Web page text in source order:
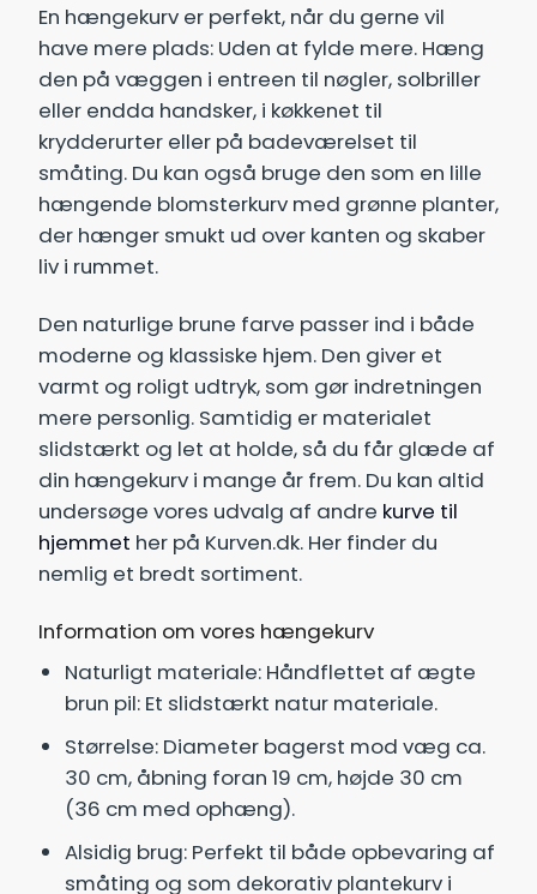
En hængekurv er perfekt, når du gerne vil
have mere plads: Uden at fylde mere. Hæng
den på væggen i entreen til nøgler, solbriller
eller endda handsker, i køkkenet til
krydderurter eller på badeværelset til
småting. Du kan også bruge den som en lille
hængende blomsterkurv med grønne planter,
der hænger smukt ud over kanten og skaber
liv i rummet.
Den naturlige brune farve passer ind i både
moderne og klassiske hjem. Den giver et
varmt og roligt udtryk, som gør indretningen
mere personlig. Samtidig er materialet
slidstærkt og let at holde, så du får glæde af
din hængekurv i mange år frem. Du kan altid
undersøge vores udvalg af andre kurve til
hjemmet her på Kurven.dk. Her finder du
nemlig et bredt sortiment.
Information om vores hængekurv
Naturligt materiale: Håndflettet af ægte
brun pil: Et slidstærkt natur materiale.
Størrelse: Diameter bagerst mod væg ca.
30 cm, åbning foran 19 cm, højde 30 cm
(36 cm med ophæng).
Alsidig brug: Perfekt til både opbevaring af
småting og som dekorativ plantekurv i